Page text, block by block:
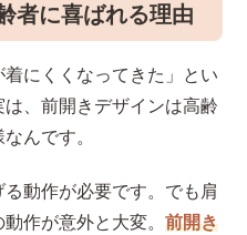
者に喜ばれる理由
着にくくなってきた」とい
、前開きデザインは高齢
んです。
動作が必要です。でも肩
作が意外と大変。前開き